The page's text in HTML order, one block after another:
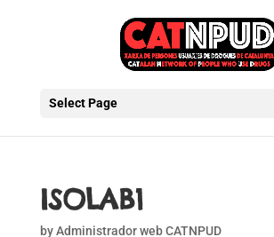
Select Page
ISOLAB1
byAdministrador web CATNPUD